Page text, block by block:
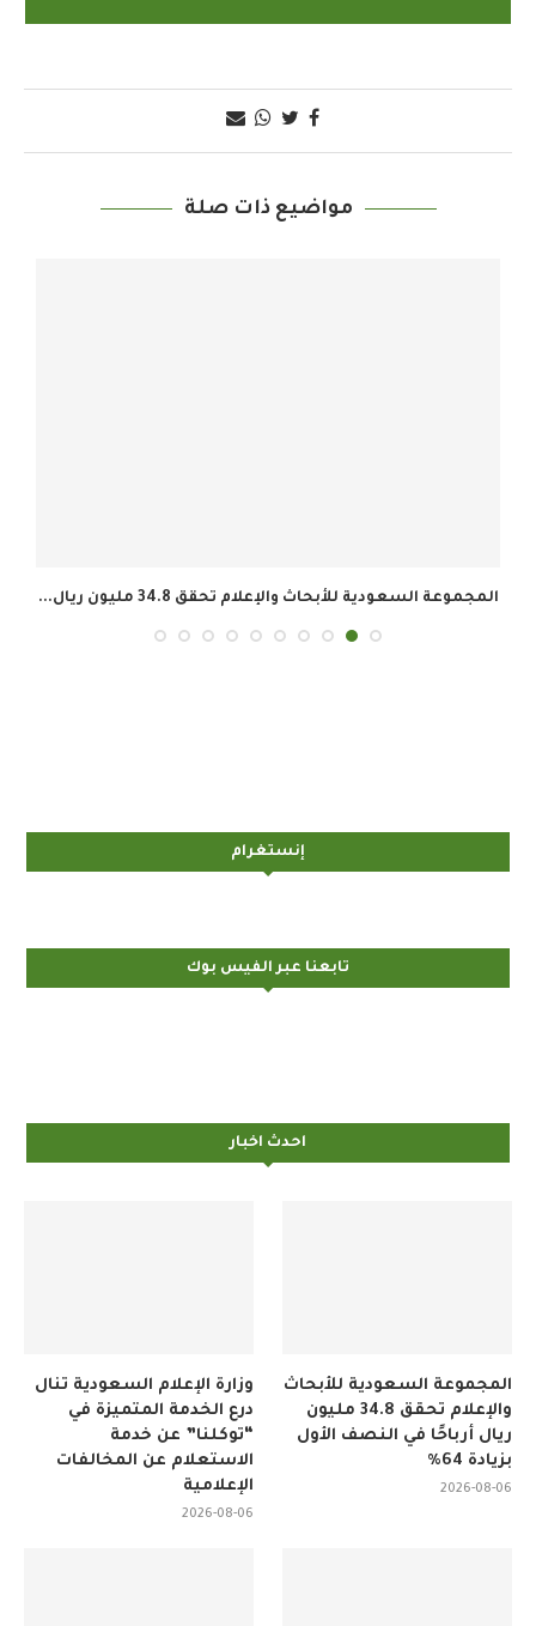
مواضيع ذات صلة
المجموعة السعودية للأبحاث والإعلام تحقق 34.8 مليون ريال...
إنستغرام
تابعنا عبر الفيس بوك
احدث اخبار
وزارة الإعلام السعودية تنال
درع الخدمة المتميزة في
“توكلنا” عن خدمة
الاستعلام عن المخالفات
الإعلامية
2026-08-06
المجموعة السعودية للأبحاث
والإعلام تحقق 34.8 مليون
ريال أرباحًا في النصف الأول
بزيادة 64%
2026-08-06